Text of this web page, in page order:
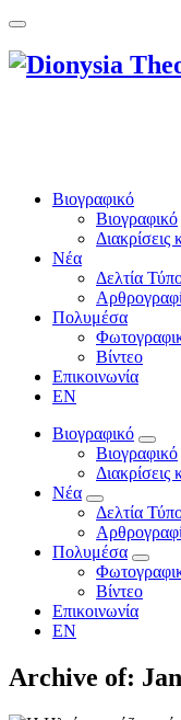
Βιογραφικό
Βιογραφικό
Διακρίσεις
Νέα
Δελτία
Πολυμέσα
Βίντεο
Επικοινωνία
EN
Βιογραφικό
Βιογραφικό
Διακρίσεις
Νέα
Δελτία
Πολυμέσα
Βίντεο
Επικοινωνία
EN
Archive of: